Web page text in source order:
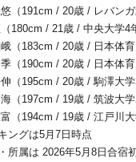
（191cm / 20歳 / レバンガ
180cm / 21歳 / 中央大学4
（183cm / 20歳 / 日本体育
（190cm / 20歳 / 日本体育
（195cm / 20歳 / 駒澤大学
（197cm / 19歳 / 筑波大学
（194cm / 19歳 / 江戸川大
ングは5月7日時点
所属は 2026年5月8日合宿